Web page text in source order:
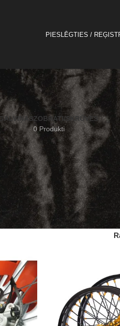
PIESLĒGTIES /
ZOBRATI/SKRŪVES
0 Produkti